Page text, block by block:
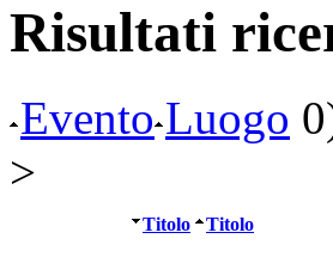
Risultati
Evento Luogo
>
Titolo Titolo